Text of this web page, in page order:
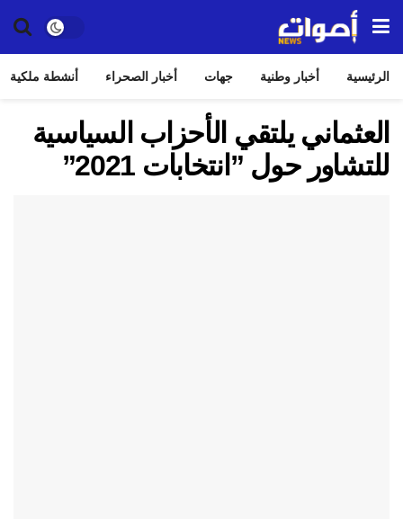
الرئيسية أخبار وطنية جهات أخبار الصحراء أنشطة ملكية
العثماني يلتقي الأحزاب السياسية
للتشاور حول ”انتخابات 2021”